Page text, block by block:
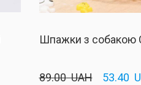
Шпажки з собакою
89.00  UAH 53.40